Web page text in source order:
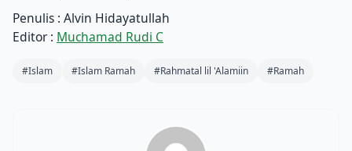
Penulis : Alvin Hidayatullah
Editor : Muchamad Rudi C
#Islam #Islam Ramah #Rahmatal lil 'Alamiin #Ramah